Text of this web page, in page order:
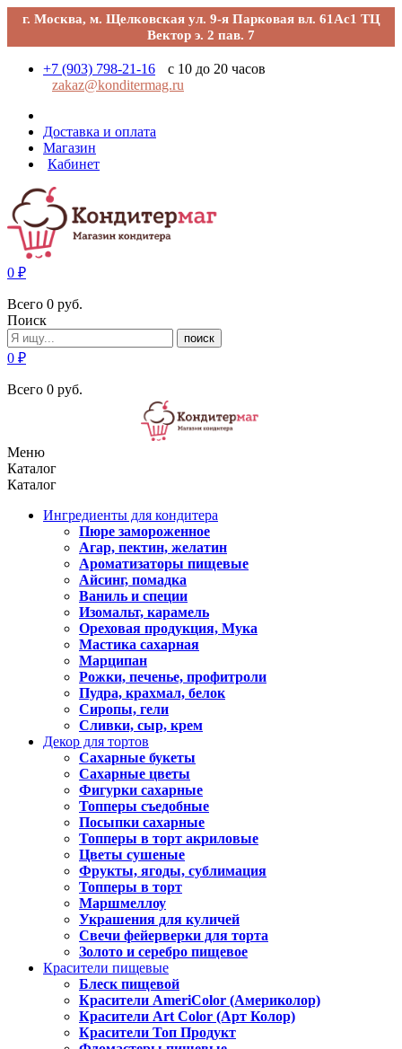
г. Москва, м. Щелковская ул. 9-я Парковая вл. 61Ас1 ТЦ
Вектор э. 2 пав. 7
+7 (903) 798-21-16
с 10 до 20 часов
zakaz@konditermag.ru
Доставка и оплата
Магазин
Кабинет
0 ₽
Всего 0 руб.
Поиск
поиск
0 ₽
Всего 0 руб.
Меню
Каталог
Каталог
Ингредиенты для кондитера
Пюре замороженное
Агар, пектин, желатин
Ароматизаторы пищевые
Айсинг, помадка
Ваниль и специи
Изомальт, карамель
Ореховая продукция, Мука
Мастика сахарная
Марципан
Рожки, печенье, профитроли
Пудра, крахмал, белок
Сиропы, гели
Сливки, сыр, крем
Декор для тортов
Сахарные букеты
Сахарные цветы
Фигурки сахарные
Топперы съедобные
Посыпки сахарные
Топперы в торт акриловые
Цветы сушеные
Фрукты, ягоды, сублимация
Топперы в торт
Маршмеллоу
Украшения для куличей
Свечи фейерверки для торта
Золото и серебро пищевое
Красители пищевые
Блеск пищевой
Красители AmeriColor (Америколор)
Красители Art Color (Арт Колор)
Красители Топ Продукт